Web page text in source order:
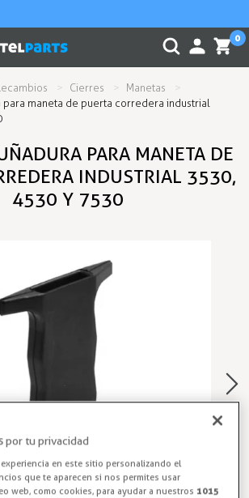
0
Cierres
Manetas
para maneta de puerta corredera industrial
PARA MANETA DE
INDUSTRIAL 3530,
4530 Y 7530
por tu privacidad
en este sitio personalizando el
que te aparecen si nos permites usar
web, como cookies, para ayudar a nuestros 1015